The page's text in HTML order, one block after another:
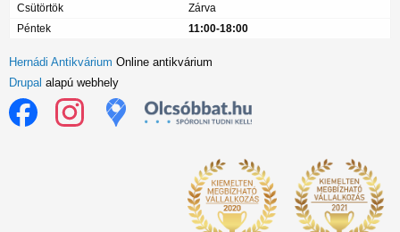
Csütörtök
Zárva
Péntek
11:00-18:00
Hernádi Antikvárium Online antikvárium
Drupal alapú webhely